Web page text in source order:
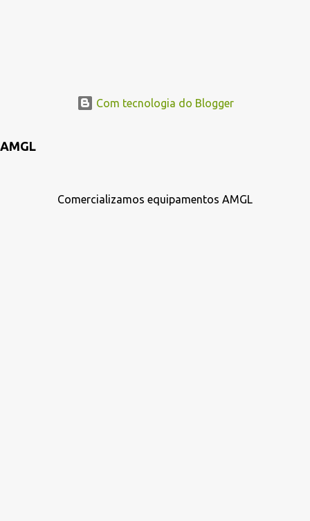
Com tecnologia do Blogger
AMGL
Comercializamos equipamentos AMGL